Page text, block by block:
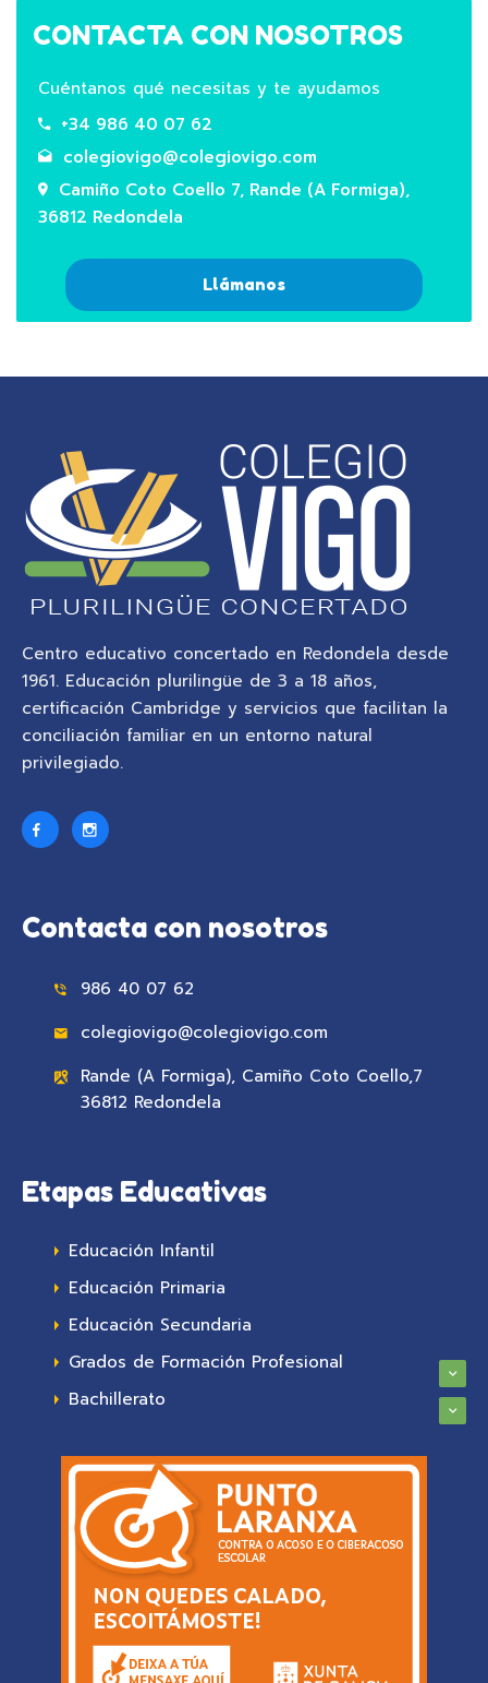
CONTACTA CON NOSOTROS
Cuéntanos qué necesitas y te ayudamos
+34 986 40 07 62
colegiovigo@colegiovigo.com
Camiño Coto Coello 7, Rande (A Formiga),
36812 Redondela
Llámanos
Centro educativo concertado en Redondela desde
1961. Educación plurilingüe de 3 a 18 años,
certificación Cambridge y servicios que facilitan la
conciliación familiar en un entorno natural
privilegiado.
Contacta con nosotros
986 40 07 62
colegiovigo@colegiovigo.com
Rande (A Formiga), Camiño Coto Coello,7
36812 Redondela
Etapas Educativas
Educación Infantil
Educación Primaria
Educación Secundaria
Grados de Formación Profesional
Bachillerato